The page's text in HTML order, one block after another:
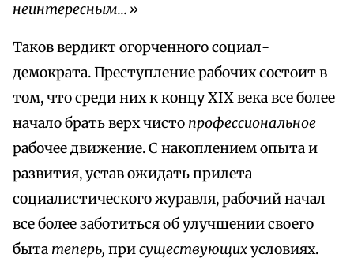
неинтересным...»
Таков вердикт огорченного социал-
демократа. Преступление рабочих состоит в
том, что среди них к концу XIX века все более
начало брать верх чисто профессиональное
рабочее движение. С накоплением опыта и
развития, устав ожидать прилета
социалистического журавля, рабочий начал
все более заботиться об улучшении своего
быта теперь, присуществующихусловиях.